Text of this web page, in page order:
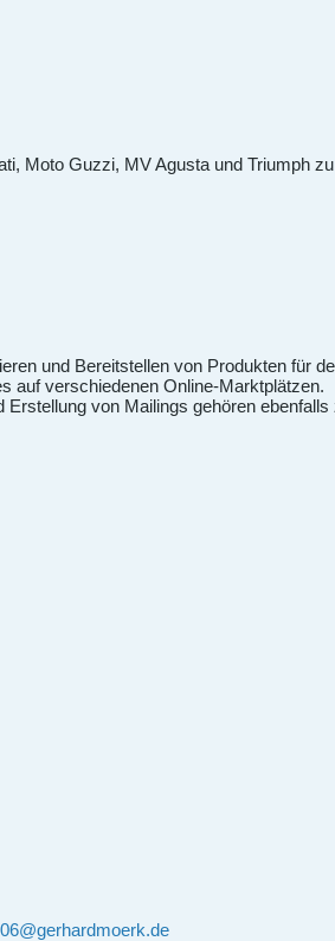
Moto Guzzi, MV Agusta und Triumph
und Bereitstellen von Produkten für
auf verschiedenen Online-Marktplätzen.
von Mailings gehören ebenfalls